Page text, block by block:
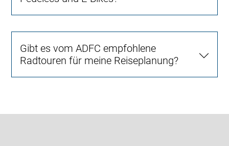
Gibt es vom ADFC empfohlene
Radtouren für meine Reiseplanung?